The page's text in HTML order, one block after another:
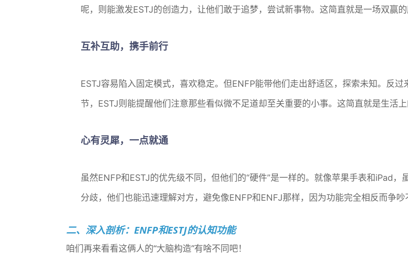
呢，则能激发ESTJ的创造力，让他们敢于追梦，尝试新事物。这简直就是一场双赢的
互补互助，携手前行
ESTJ容易陷入固定模式，喜欢稳定。但ENFP能带他们走出舒适区，探索未知。反
节，ESTJ则能提醒他们注意那些看似微不足道却至关重要的小事。这简直就是生活上
心有灵犀，一点就通
虽然ENFP和ESTJ的优先级不同，但他们的“硬件”是一样的。就像苹果手表和iPad
分歧，他们也能迅速理解对方，避免像ENFP和ENFJ那样，因为功能完全相反而争吵
二、深入剖析：ENFP和ESTJ的认知功能
咱们再来看看这俩人的“大脑构造”有啥不同吧！